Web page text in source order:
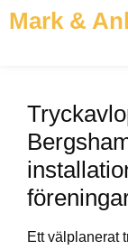
Mark &
Ett välplanerat